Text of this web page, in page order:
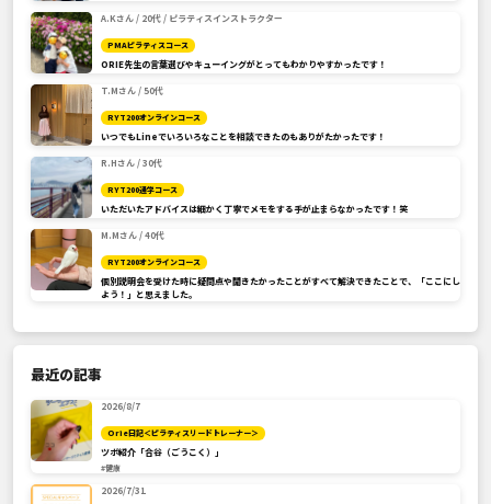
A.Kさん / 20代 / ピラティスインストラクター
PMAピラティスコース
ORIE先生の言葉選びやキューイングがとってもわかりやすかったです！
T.Mさん / 50代
RYT200オンラインコース
いつでもLineでいろいろなことを相談できたのもありがたかったです！
R.Hさん / 30代
RYT200通学コース
いただいたアドバイスは細かく丁寧でメモをする手が止まらなかったです！笑
M.Mさん / 40代
RYT200オンラインコース
個別説明会を受けた時に疑問点や聞きたかったことがすべて解決できたことで、「ここにし
よう！」と思えました。
最近の記事
2026/8/7
Orie日記＜ピラティスリードトレーナー＞
ツボ紹介「合谷（ごうこく）」
#健康
2026/7/31